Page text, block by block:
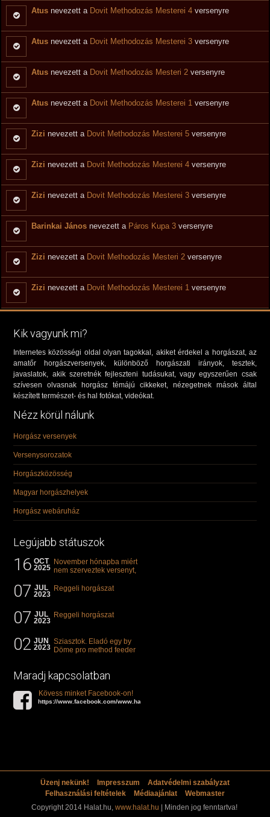
Atus nevezett a Dovit Methodozás Mesterei 4 versenyre
Atus nevezett a Dovit Methodozás Mesterei 3 versenyre
Atus nevezett a Dovit Methodozás Mesteri 2 versenyre
Atus nevezett a Dovit Methodozás Mesterei 1 versenyre
Zizi nevezett a Dovit Methodozás Mesterei 5 versenyre
Zizi nevezett a Dovit Methodozás Mesterei 4 versenyre
Zizi nevezett a Dovit Methodozás Mesterei 3 versenyre
Barinkai János nevezett a Páros Kupa 3 versenyre
Zizi nevezett a Dovit Methodozás Mesteri 2 versenyre
Zizi nevezett a Dovit Methodozás Mesterei 1 versenyre
Kik vagyunk mi?
Internetes közösségi oldal olyan tagokkal, akiket érdekel a horgászat, az
amatőr horgászversenyek, különböző horgászati irányok, tesztek,
javaslatok, akik szeretnék fejleszteni tudásukat, vagy egyszerűen csak
szívesen olvasnak horgász témájú cikkeket, nézegetnek mások által
készített természet- és hal fotókat, videókat.
Nézz körül nálunk
Horgász versenyek
Versenysorozatok
Horgászközösség
Magyar horgászhelyek
Horgász webáruház
Legújabb státuszok
16 OCT
2025
November hónapba miért
nem szerveztek versenyt,
"kárászos"...
07 JUL
2023
Reggeli horgászat
07 JUL
2023
Reggeli horgászat
02 JUN
2023
Sziasztok. Eladó egy by
Döme pro method feeder
Maradj kapcsolatban
Kövess minket Facebook-on!
https://www.facebook.com/www.halat.hu
Üzenj nekünk! Impresszum
Adatvédelmi szabályzat
Felhasználási feltételek
Médiaajánlat
Webmaster
Copyright 2014 Halat.hu, www.halat.hu | Minden jog fenntartva!